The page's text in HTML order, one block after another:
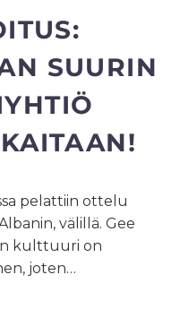
SUURIN
pelattiin ottelu
välillä. Gee
kulttuuri on
joten…